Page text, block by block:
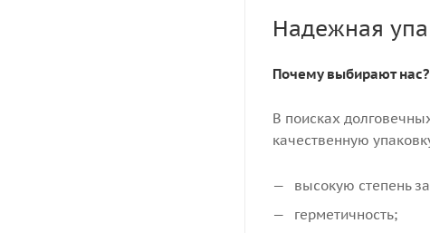
Надежная
Почему выбирают нас?
В поисках
качественную
высокую степень
герметичность;